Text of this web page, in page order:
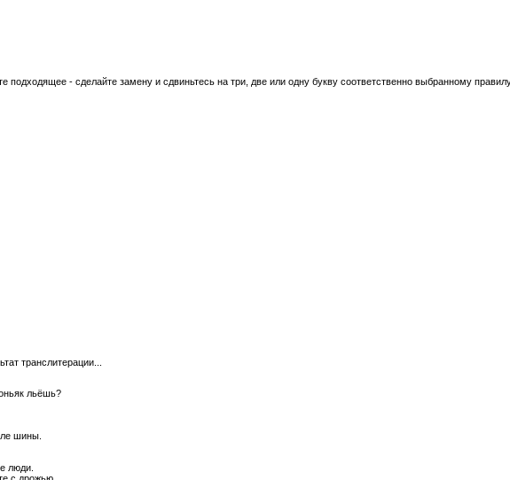
подходящее - сделайте замену и сдвиньтесь на три, две или одну букву соответственно выбранному
транслитерации...
льёшь?
шины.
люди.